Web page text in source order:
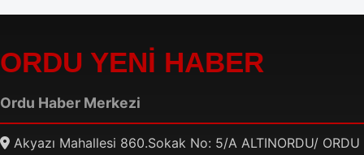
ORDU YENİ HABER
Ordu Haber Merkezi
Akyazı Mahallesi 860.Sokak No: 5/A ALTINORDU/ ORDU